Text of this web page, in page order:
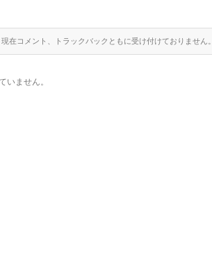
在コメント、トラックバックともに受け付けておりません。
いません。